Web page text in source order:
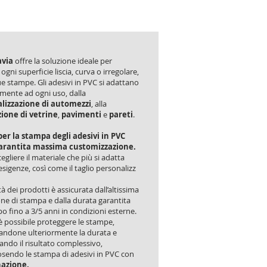
offre la soluzione ideale per
superficie liscia, curva o irregolare,
stampe. Gli adesivi in PVC si adattano
ad ogni uso, dalla
di automezzi, alla
di vetrine, pavimenti e pareti.
la stampa degli adesivi in PVC
massima customizzazione.
il materiale che più si adatta
così come il taglio personalizz
dei prodotti è assicurata dall’altissima
di stampa e dalla durata garantita
fino a 3/5 anni in condizioni esterne.
possibile proteggere le stampe,
ulteriormente la durata e
il risultato complessivo,
le stampa di adesivi in PVC con